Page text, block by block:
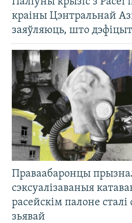
краіны Цэнтральнай
заяўляюць, што
Праваабаронцы
сэксуалізаваныя
расейскім палоне
зьявай